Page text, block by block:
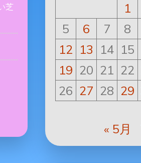
芝
1
5
6 7 8
12 13 14 15
19 20 21 22
26 27 28 29
« 5月